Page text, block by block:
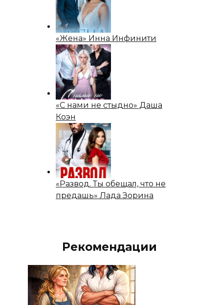
«Жена» Инна Инфинити
«С нами не стыдно» Даша
Коэн
«Развод. Ты обещал, что не
предашь» Лада Зорина
Рекомендации